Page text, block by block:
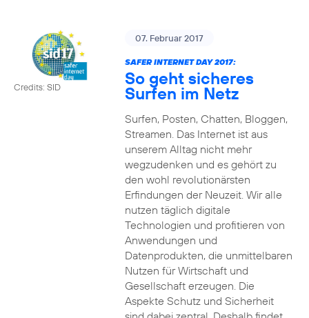
Credits: SID
07. Februar 2017
SAFER INTERNET DAY 2017:
So geht sicheres
Surfen im Netz
Surfen, Posten, Chatten, Bloggen,
Streamen. Das Internet ist aus
unserem Alltag nicht mehr
wegzudenken und es gehört zu
den wohl revolutionärsten
Erfindungen der Neuzeit. Wir alle
nutzen täglich digitale
Technologien und profitieren von
Anwendungen und
Datenprodukten, die unmittelbaren
Nutzen für Wirtschaft und
Gesellschaft erzeugen. Die
Aspekte Schutz und Sicherheit